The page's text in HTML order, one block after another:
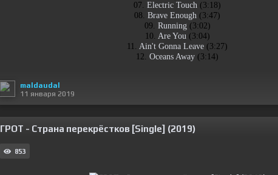
07. Electric Touch (3:18)
08. Brave Enough (3:47)
09. Running (3:02)
10. Are You (3:04)
11. Ain't Gonna Leave (3:27)
12. Oceans Away (3:14)
maldaudal
11 января 2019
ГРОТ - Страна перекрёстков [Single] (2019)
853